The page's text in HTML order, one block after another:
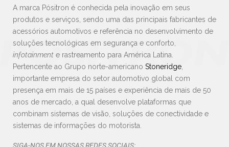
A marca Pósitron é conhecida pela inovação em seus
produtos e serviços, sendo uma das principais fabricantes de
acessórios automotivos e referência no desenvolvimento de
soluções tecnológicas em segurança e conforto,
infotainment e rastreamento para América Latina.
Pertencente ao Grupo norte-americano Stoneridge
importante empresa do setor automotivo global com
presença em mais de 15 países e experiência de mais de 50
anos de mercado, a qual desenvolve plataformas que
combinam sistemas de visão, soluções de conectividade e
sistemas de informações do motorista.